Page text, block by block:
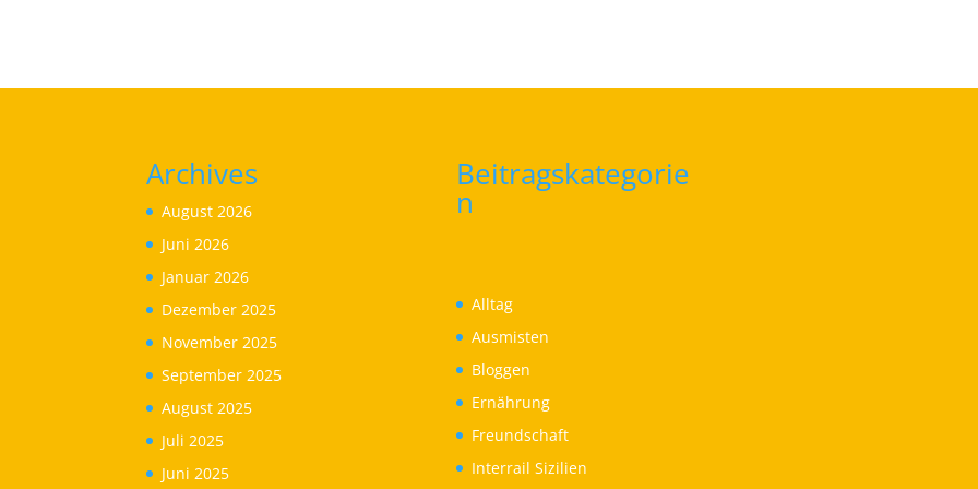
Archives
August 2026
Juni 2026
Januar 2026
Dezember 2025
November 2025
September 2025
August 2025
Juli 2025
Juni 2025
Beitragskategorie
n
Alltag
Ausmisten
Bloggen
Ernährung
Freundschaft
Interrail Sizilien